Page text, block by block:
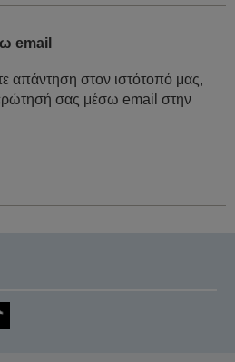
email
απάντηση στον ιστότοπό μας,
ερώτησή σας μέσω email στην